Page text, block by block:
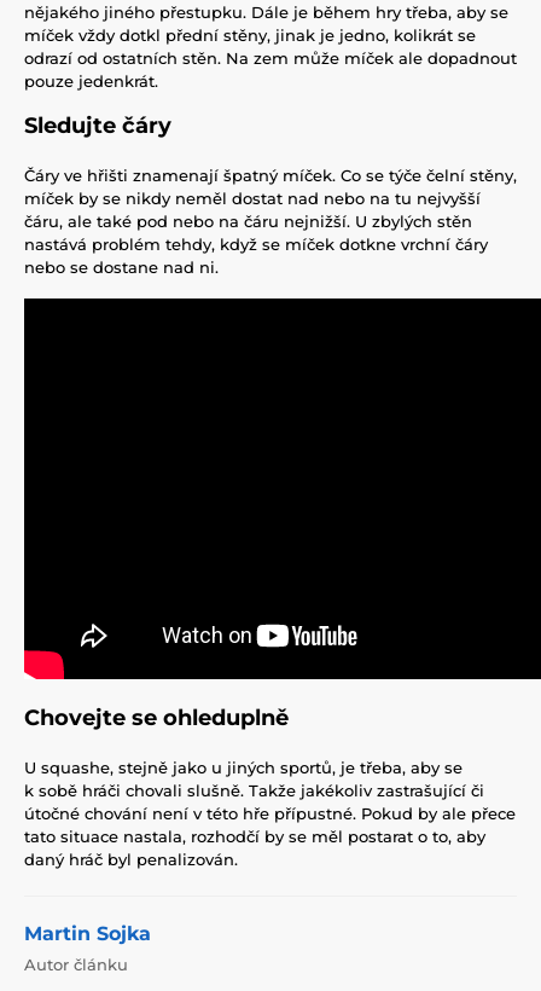
nějakého jiného přestupku. Dále je během hry třeba, aby se
míček vždy dotkl přední stěny, jinak je jedno, kolikrát se
odrazí od ostatních stěn. Na zem může míček ale dopadnout
pouze jedenkrát.
Sledujte čáry
Čáry ve hřišti znamenají špatný míček. Co se týče čelní stěny,
míček by se nikdy neměl dostat nad nebo na tu nejvyšší
čáru, ale také pod nebo na čáru nejnižší. U zbylých stěn
nastává problém tehdy, když se míček dotkne vrchní čáry
nebo se dostane nad ni.
Chovejte se ohleduplně
U squashe, stejně jako u jiných sportů, je třeba, aby se
k sobě hráči chovali slušně. Takže jakékoliv zastrašující či
útočné chování není v této hře přípustné. Pokud by ale přece
tato situace nastala, rozhodčí by se měl postarat o to, aby
daný hráč byl penalizován.
Martin Sojka
Autor článku